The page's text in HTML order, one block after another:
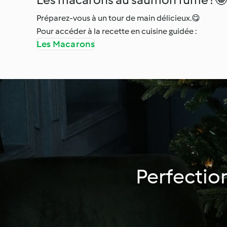
Préparez-vous à un tour de main délicieux.😋
Pour accéder à la recette en cuisine guidée :
Les Macarons